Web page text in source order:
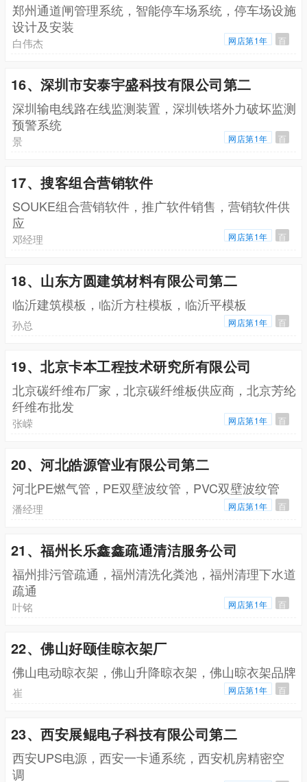
郑州通道闸管理系统，智能停车场系统，停车场设施
设计及安装
白伟杰 网店第1年 百
16、深圳市安泰宇盛科技有限公司第二
深圳输电线路在线监测装置，深圳铁塔外力破坏监测
预警系统
景 网店第1年 百
17、搜客组合营销软件
SOUKE组合营销软件，推广软件销售，营销软件供
应
邓经理 网店第1年 百
18、山东方圆建筑材料有限公司第二
临沂建筑模板，临沂方柱模板，临沂平模板
孙总 网店第1年 百
19、北京卡本工程技术研究所有限公司
北京碳纤维布厂家，北京碳纤维板供应商，北京芳纶
纤维布批发
张嵘 网店第1年 百
20、河北皓源管业有限公司第二
河北PE燃气管，PE双壁波纹管，PVC双壁波纹管
潘经理 网店第1年 百
21、福州长乐鑫鑫疏通清洁服务公司
福州排污管疏通，福州清洗化粪池，福州清理下水道
疏通
叶铭 网店第1年 百
22、佛山好颐佳晾衣架厂
佛山电动晾衣架，佛山升降晾衣架，佛山晾衣架品牌
崔 网店第1年 百
23、西安展鲲电子科技有限公司第二
西安UPS电源，西安一卡通系统，西安机房精密空
调